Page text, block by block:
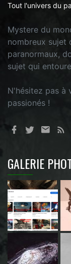
Tout l'univers du
Mystere du
nombreux sujet
paranormaux,
sujet qui
N'hésitez pas à
passionés !
GALERIE